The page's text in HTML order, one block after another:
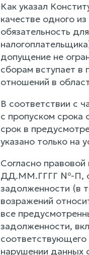
Как указал
качестве одного
обязательность
допущение не
сборам вступает в
отношений в
В соответствии с
с пропуском
срок в
указано только на
Согласно
ДД.ММ.ГГГГ №-П,
задолженности (в
возражений
все
задолженности,
соответствующего
нарушении данных